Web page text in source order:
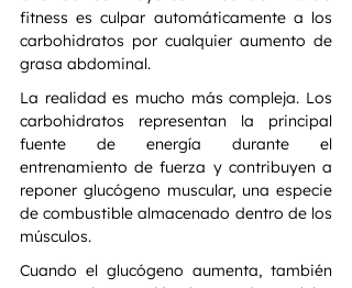
fitness es culpar automáticamente a los
carbohidratos por cualquier aumento de
grasa abdominal.
La realidad es mucho más compleja. Los
carbohidratos representan la principal
fuente de energía durante el
entrenamiento de fuerza y contribuyen a
reponer glucógeno muscular, una especie
de combustible almacenado dentro de los
músculos.
Cuando el glucógeno aumenta, también